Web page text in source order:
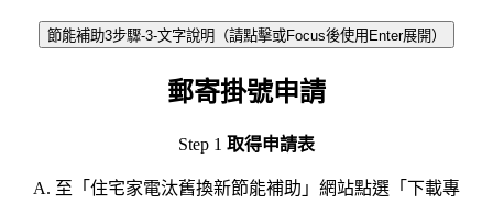
節能補助3步驟-3-文字說明（請點擊或Focus後使用Enter展開）
郵寄掛號申請
Step 1 取得申請表
A. 至「住宅家電汰舊換新節能補助」網站點選「下載專